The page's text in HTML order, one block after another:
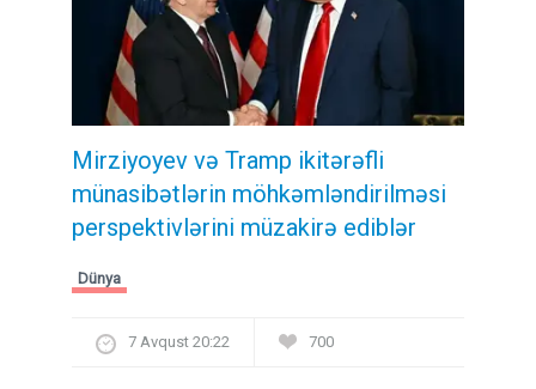
Mirziyoyev və Tramp ikitərəfli
münasibətlərin möhkəmləndirilməsi
perspektivlərini müzakirə ediblər
Dünya
7 Avqust 20:22 700